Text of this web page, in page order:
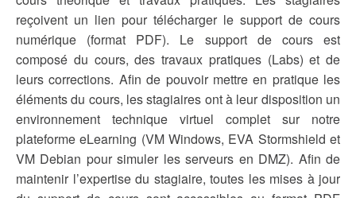
reçoivent un lien pour télécharger le support de cours
numérique (format PDF). Le support de cours est
composé du cours, des travaux pratiques (Labs) et de
leurs corrections. Afin de pouvoir mettre en pratique les
éléments du cours, les stagiaires ont à leur disposition un
environnement technique virtuel complet sur notre
plateforme eLearning (VM Windows, EVA Stormshield et
VM Debian pour simuler les serveurs en DMZ). Afin de
maintenir l’expertise du stagiaire, toutes les mises à jour